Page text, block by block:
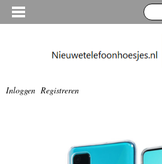
Inloggen Registreren